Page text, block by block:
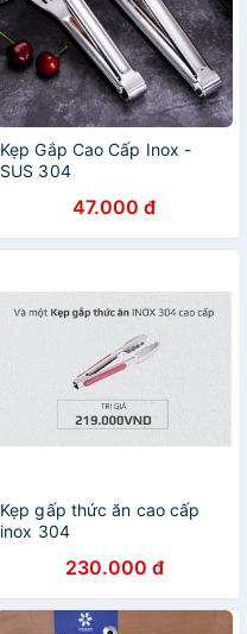
Kẹp Gắp Cao Cấp Inox -
SUS 304
47.000 đ
Kẹp gấp thức ăn cao cấp
inox 304
230.000 đ